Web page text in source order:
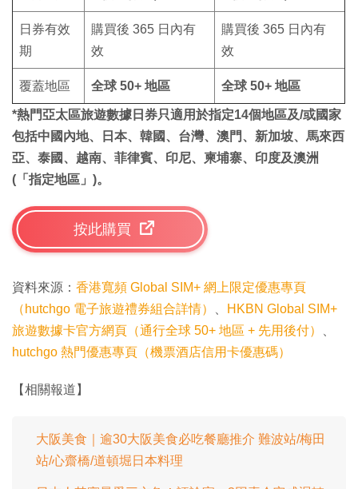
日券有效
期
購買後 365 日內有
效
購買後 365 日內有
效
覆蓋地區 全球 50+ 地區 全球 50+ 地區
*熱門亞太區旅遊數據日券只適用於指定14個地區及/或國家
包括中國內地、日本、韓國、台灣、澳門、新加坡、馬來西
亞、泰國、越南、菲律賓、印尼、柬埔寨、印度及澳洲
(「指定地區」)。
按此購買
資料來源： 香港寬頻 Global SIM+ 網上限定優惠專頁
（hutchgo 電子旅遊禮券組合詳情）
HKBN Global SIM+
旅遊數據卡官方網頁（通行全球 50+ 地區 + 先用後付）
hutchgo 熱門優惠專頁（機票酒店信用卡優惠碼）
【相關報道】
大阪美食｜逾30大阪美食必吃餐廳推介 難波站/梅田
站/心齋橋/道頓堀日本料理